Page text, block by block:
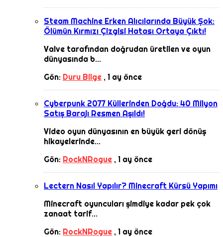
Steam Machine Erken Alıcılarında Büyük Şok:
Ölümün Kırmızı Çizgisi Hatası Ortaya Çıktı!
Valve tarafından doğrudan üretilen ve oyun
dünyasında b...
Gön: Duru Bilge , 1 ay önce
Cyberpunk 2077 Küllerinden Doğdu: 40 Milyon
Satış Barajı Resmen Aşıldı!
Video oyun dünyasının en büyük geri dönüş
hikayelerinde...
Gön: RockNRogue , 1 ay önce
Lectern Nasıl Yapılır? Minecraft Kürsü Yapımı
Minecraft oyuncuları şimdiye kadar pek çok
zanaat tarif...
Gön: RockNRogue , 1 ay önce